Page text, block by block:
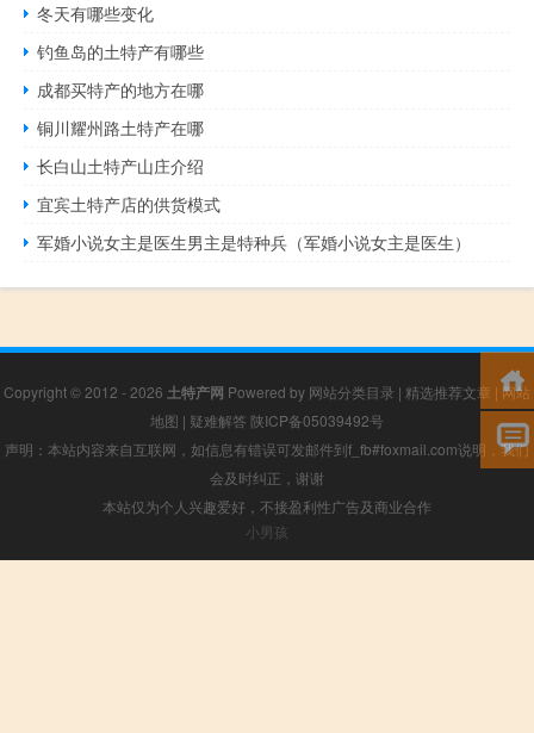
冬天有哪些变化
钓鱼岛的土特产有哪些
成都买特产的地方在哪
铜川耀州路土特产在哪
长白山土特产山庄介绍
宜宾土特产店的供货模式
军婚小说女主是医生男主是特种兵（军婚小说女主是医生）
Copyright © 2012 - 2026 土特产网 Powered by 网站分类目录 | 精选推荐文章 | 网站
地图 | 疑难解答 陕ICP备05039492号
声明：本站内容来自互联网，如信息有错误可发邮件到f_fb#foxmail.com说明，我们
会及时纠正，谢谢
本站仅为个人兴趣爱好，不接盈利性广告及商业合作
小男孩